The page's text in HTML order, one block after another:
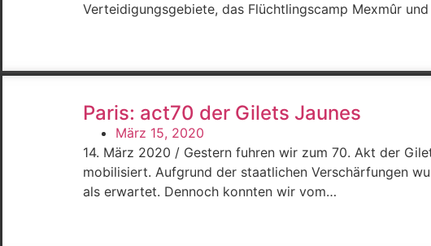
Verteidigungsgebiete, das Flüchtlingscamp Mexmûr
Paris: act70 der Gilets Jaunes
März 15, 2020
14. März 2020 / Gestern fuhren wir zum 70. Akt der
mobilisiert. Aufgrund der staatlichen Verschärfungen
als erwartet. Dennoch konnten wir vom…